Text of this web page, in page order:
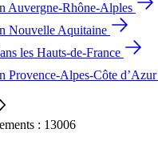
Auvergne-Rhône-Alples
Nouvelle Aquitaine
les Hauts-de-France
Provence-Alpes-Côte d’Azur
: 13006